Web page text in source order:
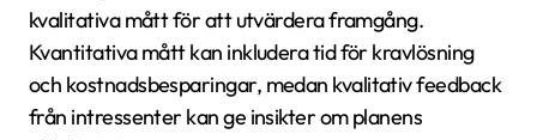
kvalitativa mått för att utvärdera framgång.
Kvantitativa mått kan inkludera tid för kravlösning
och kostnadsbesparingar, medan kvalitativ feedback
från intressenter kan ge insikter om planens